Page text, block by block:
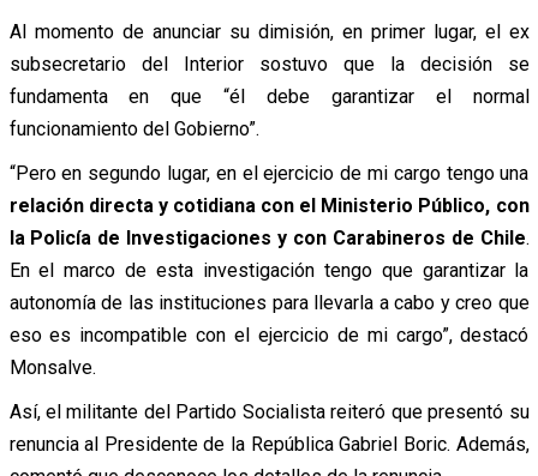
Al momento de anunciar su dimisión, en primer lugar, el ex
subsecretario del Interior sostuvo que la decisión se
fundamenta en que “él debe garantizar el normal
funcionamiento del Gobierno”.
“Pero en segundo lugar, en el ejercicio de mi cargo tengo una
relación directa y cotidiana con el Ministerio Público, con
la Policía de Investigaciones y con Carabineros de Chile.
En el marco de esta investigación tengo que garantizar la
autonomía de las instituciones para llevarla a cabo y creo que
eso es incompatible con el ejercicio de mi cargo”, destacó
Monsalve.
Así, el militante del Partido Socialista reiteró que presentó su
renuncia al Presidente de la República Gabriel Boric. Además,